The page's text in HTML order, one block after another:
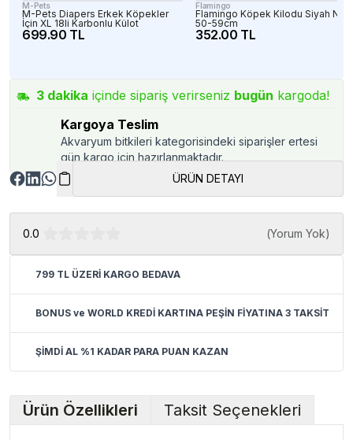
M-Pets
M-Pets Diapers Erkek Köpekler
İçin XL 18li Karbonlu Külot
699.90 TL
Flamingo
Flamingo Köpek Kilodu Siyah
50-59cm
352.00 TL
3 dakika içinde sipariş verirseniz bugün kargoda!
Kargoya Teslim
Akvaryum bitkileri kategorisindeki siparişler ertesi
gün kargo için hazırlanmaktadır.
ÜRÜN DETAYI
0.0 (Yorum Yok)
799 TL ÜZERİ KARGO BEDAVA
BONUS ve WORLD KREDİ KARTINA PEŞİN FİYATINA 3 TAKSİT
ŞİMDİ AL %1 KADAR PARA PUAN KAZAN
Ürün Özellikleri Taksit Seçenekleri